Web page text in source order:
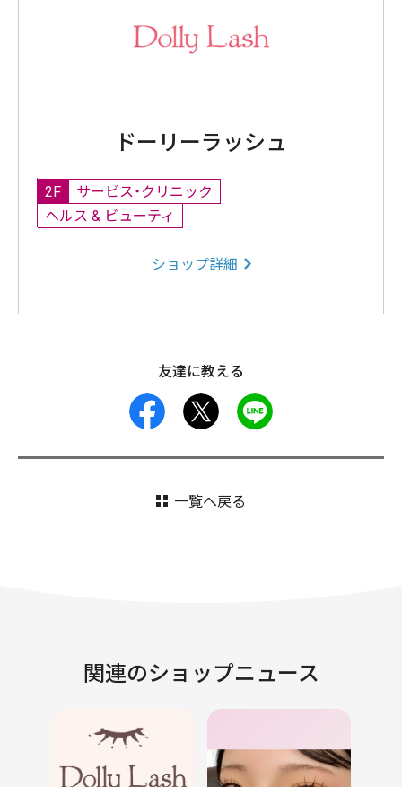
ドーリーラッシュ
2F
サービス・クリニック
ヘルス & ビューティ
ショップ詳細
友達に教える
facebook
一覧へ戻る
関連のショップニュース